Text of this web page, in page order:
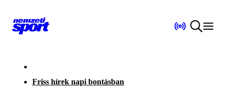
Friss hírek napi bontásban